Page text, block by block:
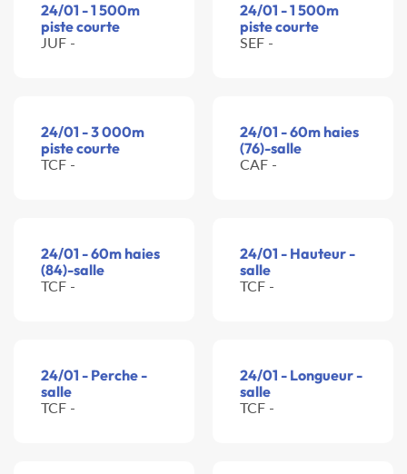
24/01 - 1 500m
piste courte
JUF -
24/01 - 1 500m
piste courte
SEF -
24/01 - 3 000m
piste courte
TCF -
24/01 - 60m haies
(76)-salle
CAF -
24/01 - 60m haies
(84)-salle
TCF -
24/01 - Hauteur -
salle
TCF -
24/01 - Perche -
salle
TCF -
24/01 - Longueur -
salle
TCF -